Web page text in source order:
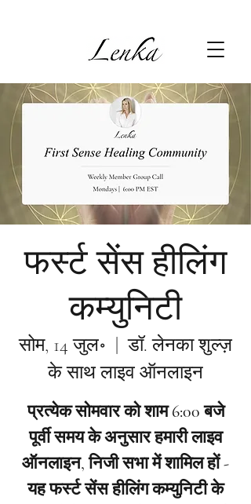
फर्स्ट सेंस हीलिंग
कम्युनिटी
सोम, 14 जुल॰
  |
डॉ. लेनका शुल्ज़
के साथ लाइव ऑनलाइन
प्रत्येक सोमवार को शाम 6:00 बजे
पूर्वी समय के अनुसार हमारी लाइव
ऑनलाइन, निजी सभा में शामिल हों -
यह फर्स्ट सेंस हीलिंग कम्युनिटी के